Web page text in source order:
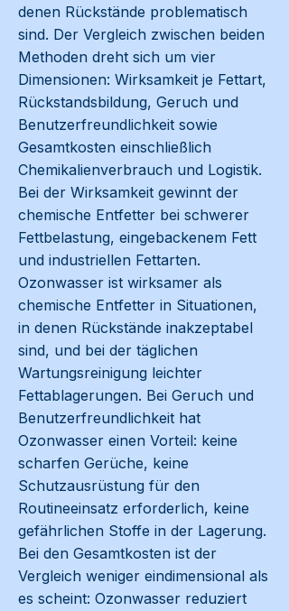
denen Rückstände problematisch
sind. Der Vergleich zwischen beiden
Methoden dreht sich um vier
Dimensionen: Wirksamkeit je Fettart,
Rückstandsbildung, Geruch und
Benutzerfreundlichkeit sowie
Gesamtkosten einschließlich
Chemikalienverbrauch und Logistik.
Bei der Wirksamkeit gewinnt der
chemische Entfetter bei schwerer
Fettbelastung, eingebackenem Fett
und industriellen Fettarten.
Ozonwasser ist wirksamer als
chemische Entfetter in Situationen,
in denen Rückstände inakzeptabel
sind, und bei der täglichen
Wartungsreinigung leichter
Fettablagerungen. Bei Geruch und
Benutzerfreundlichkeit hat
Ozonwasser einen Vorteil: keine
scharfen Gerüche, keine
Schutzausrüstung für den
Routineeinsatz erforderlich, keine
gefährlichen Stoffe in der Lagerung.
Bei den Gesamtkosten ist der
Vergleich weniger eindimensional als
es scheint: Ozonwasser reduziert